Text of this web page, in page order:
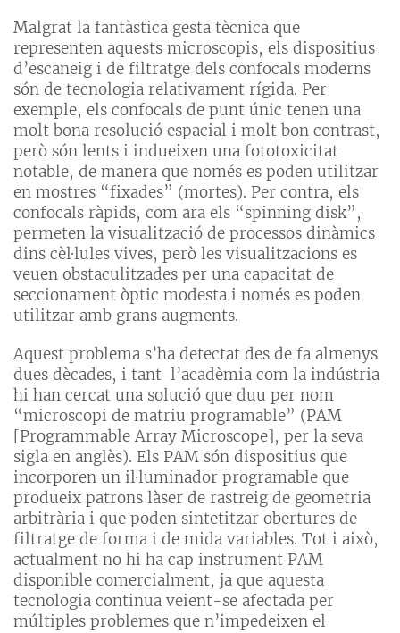
Malgrat la fantàstica gesta tècnica que
representen aquests microscopis, els dispositius
d’escaneig i de filtratge dels confocals moderns
són de tecnologia relativament rígida. Per
exemple, els confocals de punt únic tenen una
molt bona resolució espacial i molt bon contrast,
però són lents i indueixen una fototoxicitat
notable, de manera que només es poden utilitzar
en mostres “fixades” (mortes). Per contra, els
confocals ràpids, com ara els “spinning disk”,
permeten la visualització de processos dinàmics
dins cèl·lules vives, però les visualitzacions es
veuen obstaculitzades per una capacitat de
seccionament òptic modesta i només es poden
utilitzar amb grans augments.
Aquest problema s’ha detectat des de fa almenys
dues dècades, i tant l’acadèmia com la indústria
hi han cercat una solució que duu per nom
“microscopi de matriu programable” (PAM
[Programmable Array Microscope], per la seva
sigla en anglès). Els PAM són dispositius que
incorporen un il·luminador programable que
produeix patrons làser de rastreig de geometria
arbitrària i que poden sintetitzar obertures de
filtratge de forma i de mida variables. Tot i això,
actualment no hi ha cap instrument PAM
disponible comercialment, ja que aquesta
tecnologia continua veient-se afectada per
múltiples problemes que n’impedeixen el